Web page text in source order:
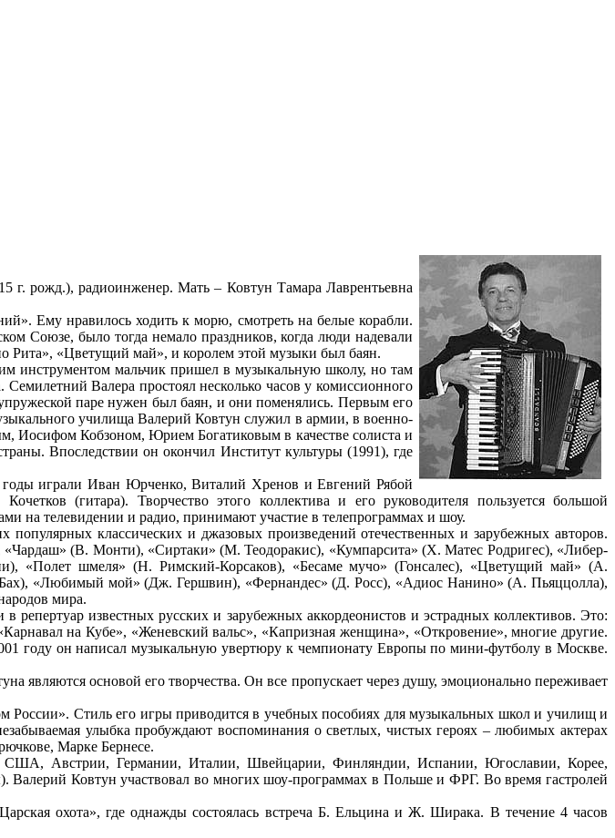
г. рожд.), радиоинженер. Мать – Ковтун Тамара Лаврентьевна
Ему нравилось ходить к морю, смотреть на белые корабли.
Союзе, было тогда немало праздников, когда люди надевали
Рита», «Цветущий май», и королем этой музыки был баян.
инструментом мальчик пришел в музыкальную школу, но там
Валера простоял несколько часов у комиссионного
паре нужен был баян, и они поменялись. Первым его
училища Валерий Ковтун служил в армии, в военно-
Иосифом Кобзоном, Юрием Богатиковым в качестве солиста и
Впоследствии он окончил Институт культуры (1991), где
годы играли Иван Юрченко, Виталий Хренов и Евгений Рябой
(гитара). Творчество этого коллектива и его руководителя пользуется большой
на телевидении и радио, принимают участие в телепрограммах и шоу.
классических и джазовых произведений отечественных и зарубежных авторов.
(В. Монти), «Сиртаки» (М. Теодоракис), «Кумпарсита» (Х. Матес Родригес), «Либер-
«Полет шмеля» (Н. Римский-Корсаков), «Бесаме мучо» (Гонсалес), «Цветущий май» (А.
«Любимый мой» (Дж. Гершвин), «Фернандес» (Д. Росс), «Адиос Нанино» (А. Пьяццолла),
мира.
известных русских и зарубежных аккордеонистов и эстрадных коллективов. Это:
на Кубе», «Женевский вальс», «Капризная женщина», «Откровение», многие другие.
году он написал музыкальную увертюру к чемпионату Европы по мини-футболу в Москве.
являются основой его творчества. Он все пропускает через душу, эмоционально переживает
России». Стиль его игры приводится в учебных пособиях для музыкальных школ и училищ и
улыбка пробуждают воспоминания о светлых, чистых героях – любимых актерах
Марке Бернесе.
США, Австрии, Германии, Италии, Швейцарии, Финляндии, Испании, Югославии, Корее,
Ковтун участвовал во многих шоу-программах в Польше и ФРГ. Во время гастролей
охота», где однажды состоялась встреча Б. Ельцина и Ж. Ширака. В течение 4 часов